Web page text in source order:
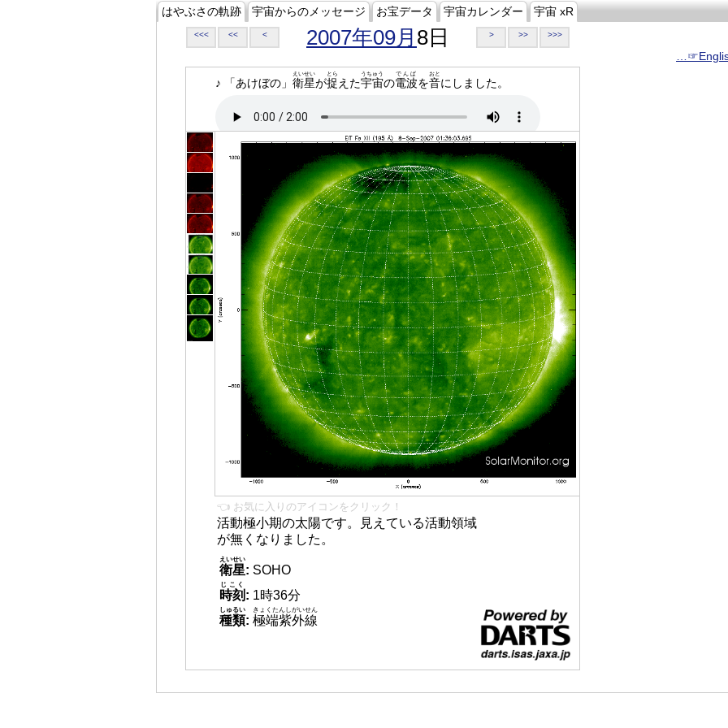
はやぶさの軌跡 宇宙からのメッセージ お宝データ 宇宙カレンダー 宇宙 xR
<<< << < 2007年09月 8日 > >> >>>
♪ 「あけぼの」 衛星
えいせい
が捉
とら
えた宇宙
うちゅう
の電波
でんぱ
を音
おと
にしました。
👈 お気に入りのアイコンをクリック！
活動極小期の太陽です。見えている活動領域
が無くなりました。
衛星
えいせい
: SOHO
時刻
じこく
: 1時36分
種類
しゅるい
: 極端紫外線
きょくたんしがいせん